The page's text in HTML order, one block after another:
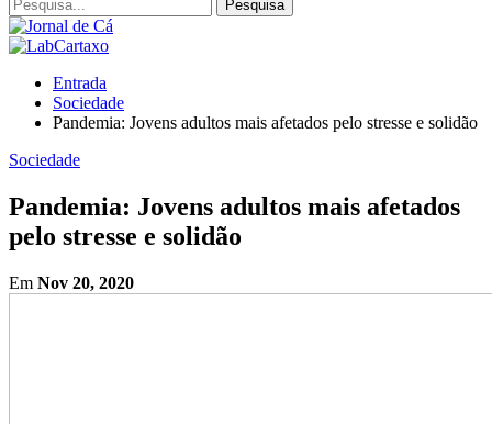
Entrada
Sociedade
Pandemia: Jovens adultos mais afetados pelo stresse e solidão
Sociedade
Pandemia: Jovens adultos mais afetados
pelo stresse e solidão
Em Nov 20, 2020